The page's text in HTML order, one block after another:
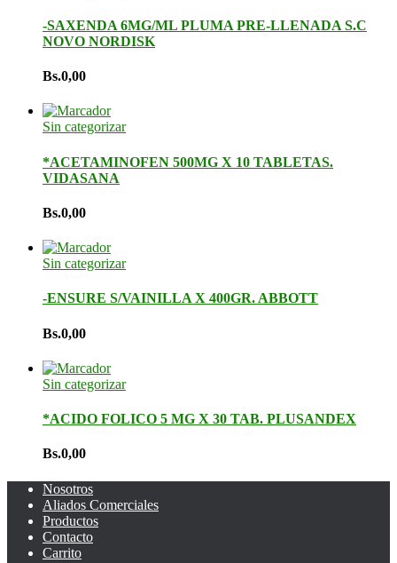
-SAXENDA 6MG/ML PLUMA PRE-LLENADA S.C
NOVO NORDISK
Bs.0,00
Sin categorizar
*ACETAMINOFEN 500MG X 10 TABLETAS.
VIDASANA
Bs.0,00
Sin categorizar
-ENSURE S/VAINILLA X 400GR. ABBOTT
Bs.0,00
Sin categorizar
*ACIDO FOLICO 5 MG X 30 TAB. PLUSANDEX
Bs.0,00
Nosotros
Aliados Comerciales
Productos
Contacto
Carrito